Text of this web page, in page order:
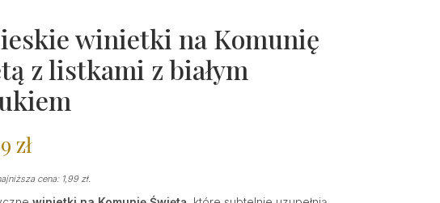
winietki na Komunię
z listkami z białym
zł
cena: 1,99 zł.